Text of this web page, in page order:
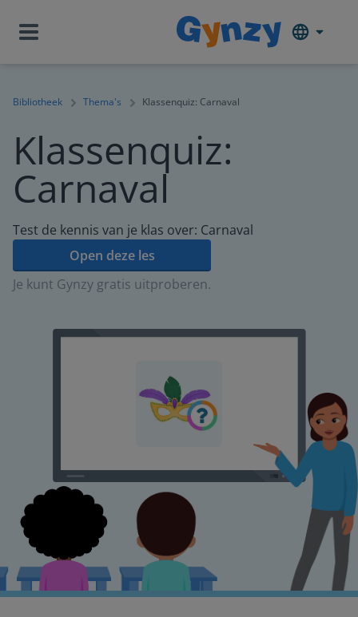
Bibliotheek Thema's Klassenquiz: Carnaval
Klassenquiz:
Carnaval
Test de kennis van je klas over: Carnaval
Open deze les
Je kunt Gynzy gratis uitproberen.